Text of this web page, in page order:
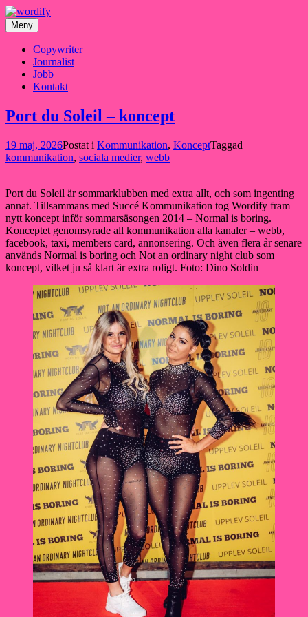
Hoppa
till
innehåll
Meny
Copywriter
Journalist
Jobb
Kontakt
Port du Soleil – koncept
19 maj, 2026Postat i Kommunikation, KonceptTaggad
kommunikation, sociala medier, webb
Port du Soleil är sommarklubben med extra allt, och som ingenting
annat. Tillsammans med Succé Kommunikation tog Wordify fram
nytt koncept inför sommarsäsongen 2014 – Normal is boring.
Konceptet genomsyrade all kommunikation alla kanaler – webb,
facebook, taxi, members card, annonsering. Och även flera år senare
används Normal is boring och Not an ordinary night club som
koncept, vilket ju så klart är extra roligt. Foto: Dino Soldin